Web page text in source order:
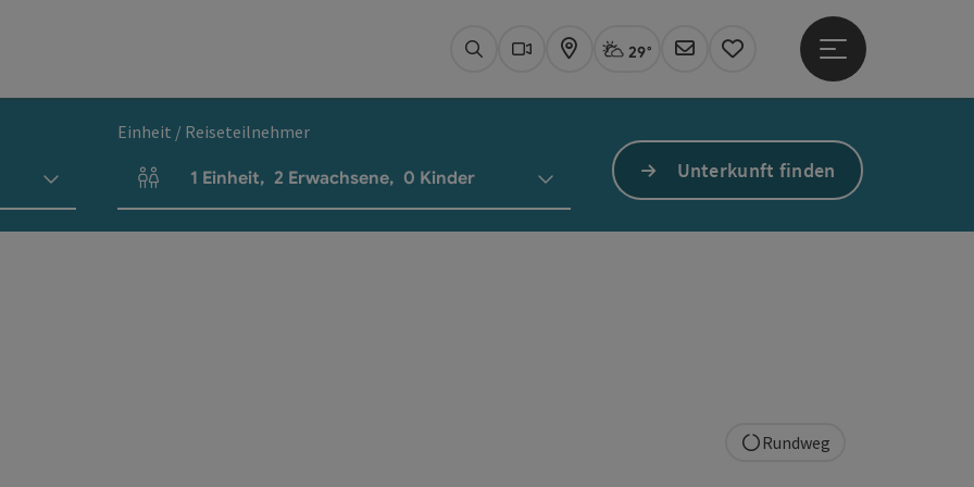
SuchenWebcams
KarteAktuelles Wetter Linz, stark bewölkt
29°
Newsletter
Merkzettel
Hauptmenü öffnen
Einheit / Reiseteilnehmer
Einheitenanzahl und Personenfelder
1 Einheit, 2 Erwachsene, 0 Kinder Unterkunft finden
Rundweg